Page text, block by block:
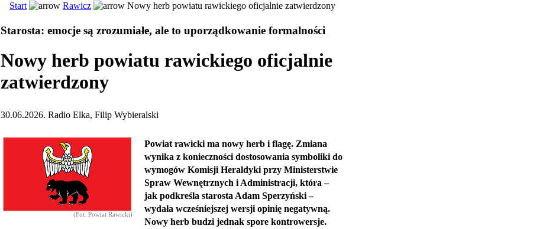
Start Rawicz Nowy herb powiatu rawickiego oficjalnie zatwierdzony
Starosta: emocje są zrozumiałe, ale to uporządkowanie formalności
Nowy herb powiatu rawickiego oficjalnie
zatwierdzony
30.06.2026. Radio Elka, Filip Wybieralski
(Fot. Powiat Rawicki)
Powiat rawicki ma nowy herb i flagę. Zmiana
wynika z konieczności dostosowania symboliki do
wymogów Komisji Heraldyki przy Ministerstwie
Spraw Wewnętrznych i Administracji, która –
jak podkreśla starosta Adam Sperzyński –
wydała wcześniejszej wersji opinię negatywną.
Nowy herb budzi jednak spore kontrowersje.